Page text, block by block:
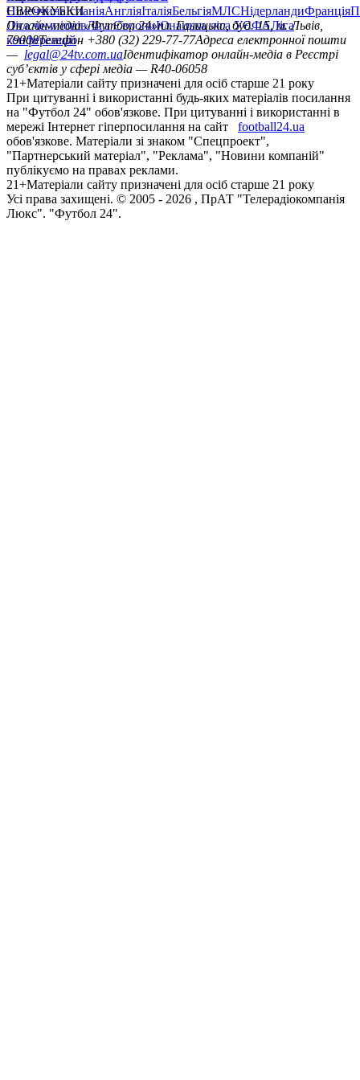
НімеччинаІспаніяАнгліяІталіяБельгіяМЛСНідерландиФранція
ЄВРОКУБКИ
Ліга чемпіонівЛіга ЄвропиЮнацька ліга УЄФАЛіга
конференцій
Онлайн-медіа «Футбол 24»пл. Галицька, буд. 15, м. Львів,
79008Телефон +380 (32) 229-77-77Адреса електронної пошти
— legal@24tv.com.uaІдентифікатор онлайн-медіа в Реєстрі
суб’єктів у сфері медіа — R40-06058
21+Матеріали сайту призначені для осіб старше 21 року
При цитуванні і використанні будь-яких матеріалів посилання
на "Футбол 24" обов'язкове. При цитуванні і використанні в
мережі Інтернет гіперпосилання на сайт
football24.ua
обов'язкове. Матеріали зі знаком "Спецпроект",
"Партнерський матеріал", "Реклама", "Новини компаній"
публікуємо на правах реклами.
21+Матеріали сайту призначені для осіб старше 21 року
Усi права захищенi. © 2005 - 2026 , ПрАТ "Телерадіокомпанія
Люкс". "Футбол 24".